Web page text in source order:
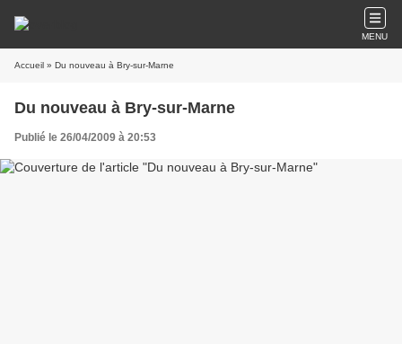
MENU
Accueil » Du nouveau à Bry-sur-Marne
Du nouveau à Bry-sur-Marne
Publié le 26/04/2009 à 20:53